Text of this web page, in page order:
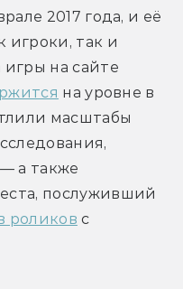
2017 года, и её
игроки, так и
на сайте
на уровне в
масштабы
а также
послуживший
роликов с